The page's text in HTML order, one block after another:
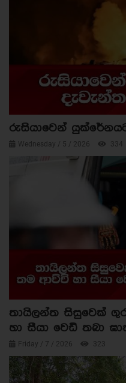
රුසියාවෙන් යුක්රේනයට
Wednesday / 5 / 2026 334
තායිලන්ත සිසුවෙක්
හා සීයා වෙඩි තබා
Friday / 7 / 2026 323